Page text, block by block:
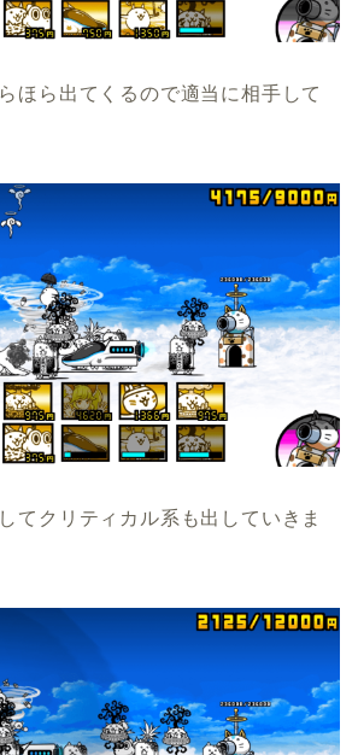
ほら出てくるので適当に相手して
てクリティカル系も出していきま